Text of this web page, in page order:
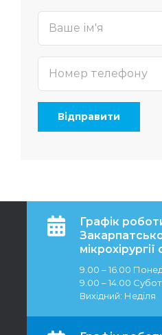
Графік
мікрохірургії
9.00 – 16.00
9.00 – 14.00
Вихідний: Неділя